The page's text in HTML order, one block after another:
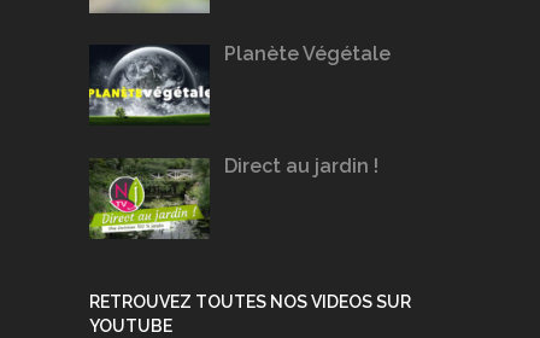
Planète Végétale
Direct au jardin !
RETROUVEZ TOUTES NOS VIDEOS SUR
YOUTUBE